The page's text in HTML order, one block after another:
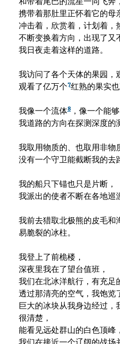
携带着那肚里正怀着它的母
冲击着，欣赏着，计划着，
不断变换着方向，出现了又
我日夜走着这样的道路。
我访问了各个天体的果园，
观看了亿万个7红熟的果实
我像一个流体8，像一个能
我道路的方向在探测深度的
我取用物质的、也取用非物
没有一个守卫能截断我的去
我的船只下锚也只是片断，
我派出的使者不断在各地巡
我前去猎取北极熊的皮毛和
易脆裂的冰柱。
我登上了前桅楼，
深夜里我在了望台值班，
我们在北冰洋航行，有充足
透过那清亮的空气，我饱览
巨大的冰块从我身边经过
很清楚，
能看见远处群山的白色顶峰